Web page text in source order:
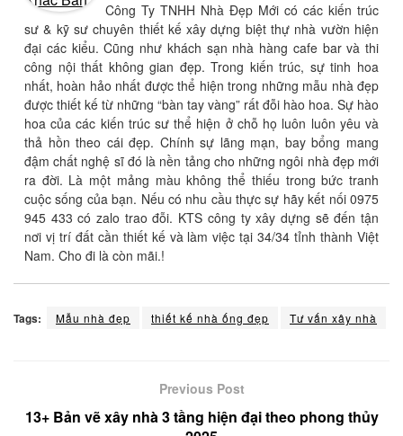
Công Ty TNHH Nhà Đẹp Mới có các kiến trúc
sư & kỹ sư chuyên thiết kế xây dựng biệt thự nhà vườn hiện
đại các kiểu. Cũng như khách sạn nhà hàng cafe bar và thi
công nội thất không gian đẹp. Trong kiến trúc, sự tinh hoa
nhất, hoàn hảo nhất được thể hiện trong những mẫu nhà đẹp
được thiết kế từ những “bàn tay vàng” rất đỗi hào hoa. Sự hào
hoa của các kiến trúc sư thể hiện ở chỗ họ luôn luôn yêu và
thả hồn theo cái đẹp. Chính sự lãng mạn, bay bổng mang
đậm chất nghệ sĩ đó là nền tảng cho những ngôi nhà đẹp mới
ra đời. Là một mảng màu không thể thiếu trong bức tranh
cuộc sống của bạn. Nếu có nhu cầu thực sự hãy kết nối 0975
945 433 có zalo trao đỗi. KTS công ty xây dựng sẽ đến tận
nơi vị trí đất cần thiết kế và làm việc tại 34/34 tỉnh thành Việt
Nam. Cho đi là còn mãi.!
Tags: Mẫu nhà đẹp thiết kế nhà ống đẹp Tư vấn xây nhà
Previous Post
13+ Bản vẽ xây nhà 3 tầng hiện đại theo phong thủy